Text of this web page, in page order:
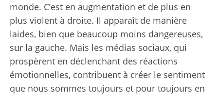
monde. C’est en augmentation et de plus en
plus violent à droite. Il apparaît de manière
laides, bien que beaucoup moins dangereuses,
sur la gauche. Mais les médias sociaux, qui
prospèrent en déclenchant des réactions
émotionnelles, contribuent à créer le sentiment
que nous sommes toujours et pour toujours en